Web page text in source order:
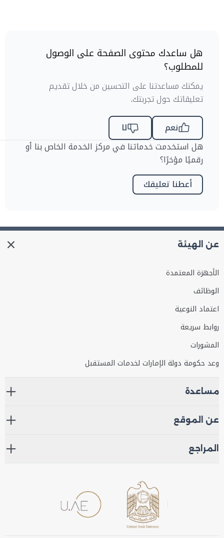
هل ساعدك محتوى الصفحة على الوصول
للمطلوب؟
يمكنك مساعدتنا على التحسين من خلال تقديم
تعليقاتك حول تجربتك.
نعم
لا
هل استخدمت خدماتنا في مركز الخدمة الخاص بنا أو
رقميًا مؤخرًا؟
أعطنا تعليقك
عن الهيئة
الأجهزة المعتمدة
الوظائف
اعتماد النوعية
روابط سريعة
المشورات
وعد حكومة دولة الإمارات لخدمات المستقبل
مساعدة
عن الموقع
المراجع